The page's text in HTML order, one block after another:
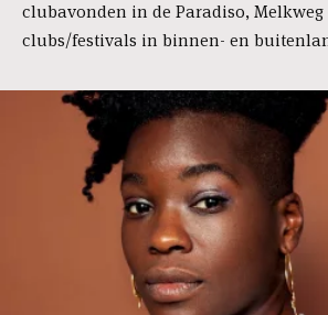
clubavonden in de Paradiso, Melkweg
clubs/festivals in binnen- en